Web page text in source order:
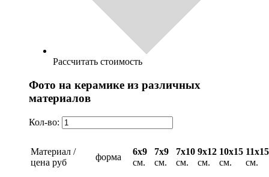
Рассчитать стоимость
Фото на керамике из различных
материалов
Кол-во:
Материал /
цена руб
форма
6х9
см.
7х9
см.
7х10
см.
9х12
см.
10х15
см.
11х15
см.